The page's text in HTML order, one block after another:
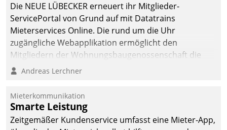
Die NEUE LÜBECKER erneuert ihr Mitglieder-
ServicePortal von Grund auf mit Datatrains
Mieterservices Online. Die rund um die Uhr
zugängliche Webapplikation ermöglicht den
Mitgliedern der Wohnungs­bau­genossenschaft die
Kontaktaufnahme per Smartphone, Tablet oder PC.
Andreas Lerchner
Mieterkommunikation
Smarte Leistung
Zeitgemäßer Kundenservice umfasst eine Mieter-App,